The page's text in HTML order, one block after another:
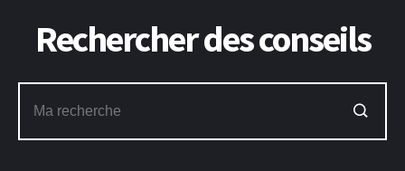
Rechercher des conseils